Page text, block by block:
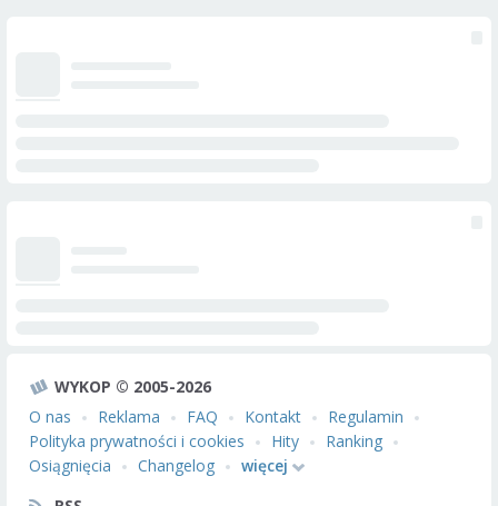
WYKOP © 2005-2026
O nas
Reklama FAQ Kontakt
Regulamin
Polityka prywatności i cookies
Hity
Ranking
Osiągnięcia
Changelog
więcej